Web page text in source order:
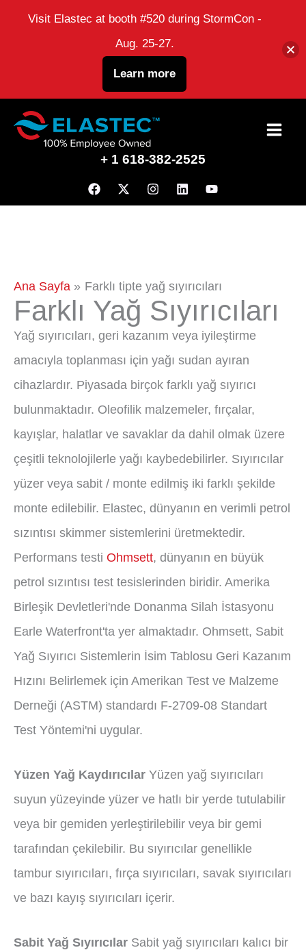
İçeriğe
atla
+ 1 618-382-2525
Ana Sayfa Farklı tipte yağ sıyırıcıları
Farklı Yağ Sıyırıcıları
Yağ sıyırıcıları, geri kazanım veya iyileştirme
amacıyla toplanması için yağı sudan ayıran
cihazlardır. Piyasada birçok farklı yağ sıyırıcı
bulunmaktadır. Oleofilik malzemeler, fırçalar,
kayışlar, halatlar ve savaklar da dahil olmak üzere
çeşitli teknolojilerle yağı kaybedebilirler. Sıyırıcılar
yüzer veya sabit / monte edilmiş iki farklı şekilde
monte edilebilir. Elastec, dünyanın en verimli petrol
sızıntısı skimmer sistemlerini üretmektedir.
Performans testi Ohmsett, dünyanın en büyük
petrol sızıntısı test tesislerinden biridir. Amerika
Birleşik Devletleri'nde Donanma Silah İstasyonu
Earle Waterfront'ta yer almaktadır. Ohmsett, Sabit
Yağ Sıyırıcı Sistemlerin İsim Tablosu Geri Kazanım
Hızını Belirlemek için Amerikan Test ve Malzeme
Derneği (ASTM) standardı F-2709-08 Standart
Test Yöntemi'ni uygular.
Yüzen Yağ Kaydırıcılar Yüzen yağ sıyırıcıları
suyun yüzeyinde yüzer ve hatlı bir yerde tutulabilir
veya bir gemiden yerleştirilebilir veya bir gemi
tarafından çekilebilir. Bu sıyırıcılar genellikle
tambur sıyırıcıları, fırça sıyırıcıları, savak sıyırıcıları
ve bazı kayış sıyırıcıları içerir.
Sabit Yağ Sıyırıcılar Sabit yağ sıyırıcıları kalıcı bir
Visit Elastec at booth #520 during StormCon -
Aug. 25-27.
Learn more